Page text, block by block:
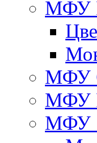
МФУ
МФУ
МФУ
МФУ